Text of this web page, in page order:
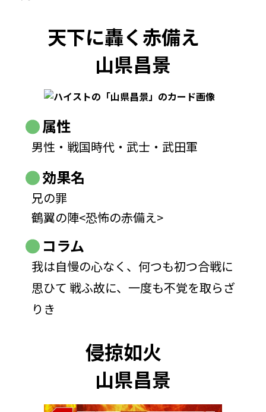
天下に轟く赤備え
山県昌景
属性
男性・戦国時代・武士・武田軍
効果名
兄の罪
鶴翼の陣<恐怖の赤備え>
コラム
我は自慢の心なく、何つも初つ合戦に
思ひて 戦ふ故に、一度も不覚を取らざ
りき
侵掠如火
山県昌景